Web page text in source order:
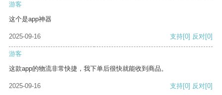
游客
这个是app神器
2025-09-16 支持[0] 反对[0]
游客
这款app的物流非常快捷，我下单后很快就能收到商品。
2025-09-16 支持[0] 反对[0]